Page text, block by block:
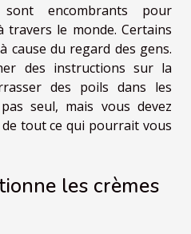
encombrants pour
travers le monde. Certains
cause du regard des gens.
des instructions sur la
des poils dans les
seul, mais vous devez
tout ce qui pourrait vous
les crèmes